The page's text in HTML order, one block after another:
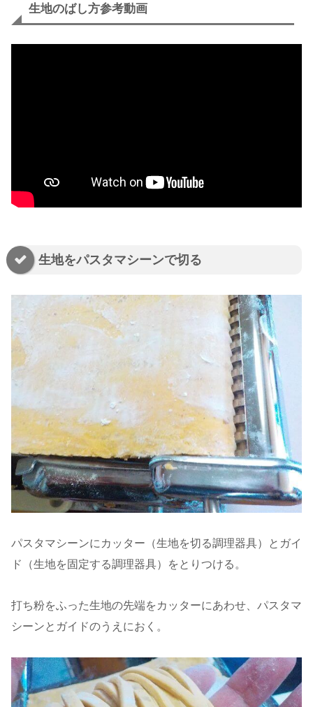
生地のばし方参考動画
生地をパスタマシーンで切る
パスタマシーンにカッター（生地を切る調理器具）とガイ
ド（生地を固定する調理器具）をとりつける。
打ち粉をふった生地の先端をカッターにあわせ、パスタマ
シーンとガイドのうえにおく。